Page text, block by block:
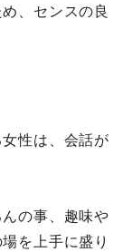
、センスの良
性は、会話が
の事、趣味や
を上手に盛り